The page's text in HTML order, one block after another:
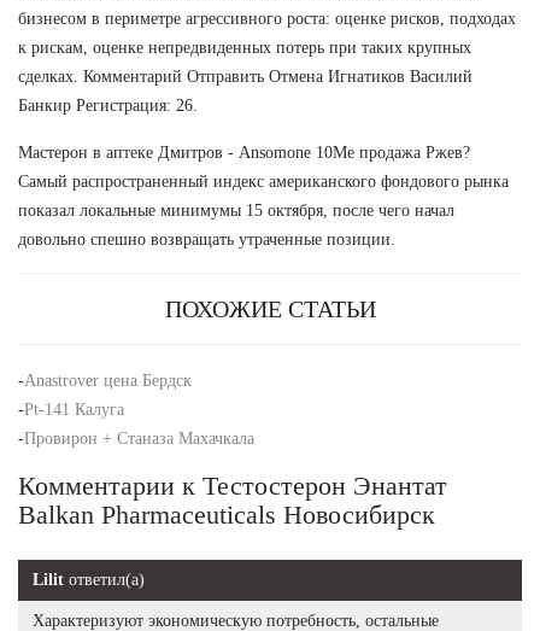
бизнесом в периметре агрессивного роста: оценке рисков, подходах
к рискам, оценке непредвиденных потерь при таких крупных
сделках. Комментарий Отправить Отмена Игнатиков Василий
Банкир Регистрация: 26.
Мастерон в аптеке Дмитров - Ansomone 10Me продажа Ржев?
Самый распространенный индекс американского фондового рынка
показал локальные минимумы 15 октября, после чего начал
довольно спешно возвращать утраченные позиции.
ПОХОЖИЕ СТАТЬИ
-Anastrover цена Бердск
-Pt-141 Калуга
-Провирон + Станаза Махачкала
Комментарии к Тестостерон Энантат
Balkan Pharmaceuticals Новосибирск
Lilit ответил(а)
Характеризуют экономическую потребность, остальные